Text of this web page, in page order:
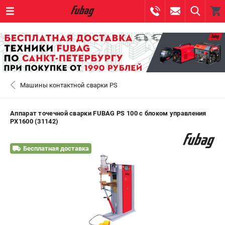
ВХОД ИЛИ РЕГИСТРАЦИЯ
+7 (8112) 59-10-67 - ЗАКАЗ ЗАПЧАСТЕЙ
+7 (812) 317-60-57 - ЗАКАЗ ИЗДЕЛИЙ
САНКТ-ПЕТЕРБУРГ
0 ₽
Машины контактной сварки PS
Аппарат точечной сварки FUBAG PS 100 с блоком управления
PX1600 (31142)
Бесплатная доставка